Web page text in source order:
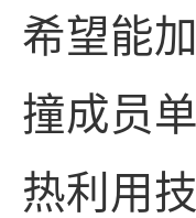
希望能
撞成员
热利用